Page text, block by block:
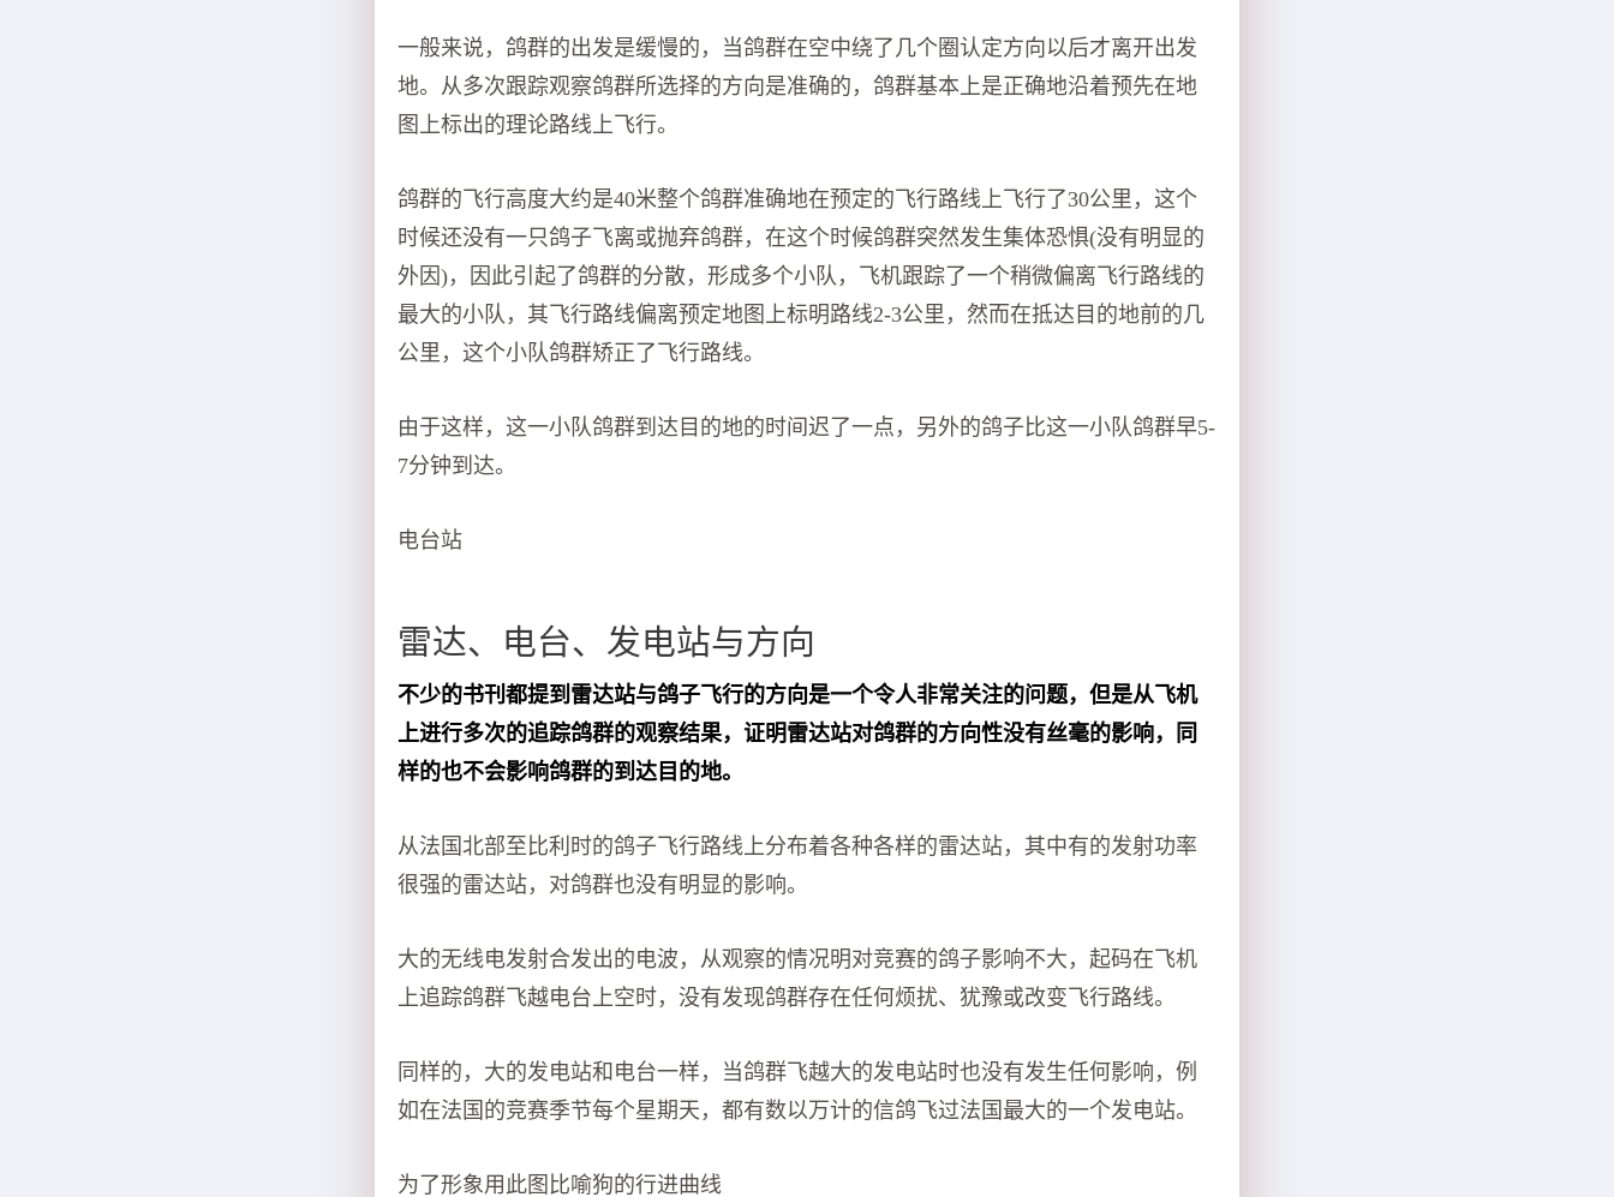
一般来说，鸽群的出发是缓慢的，当鸽群在空中绕了几个圈认定方向以后才离开出发
地。从多次跟踪观察鸽群所选择的方向是准确的，鸽群基本上是正确地沿着预先在地
图上标出的理论路线上飞行。
鸽群的飞行高度大约是40米整个鸽群准确地在预定的飞行路线上飞行了30公里，这个
时候还没有一只鸽子飞离或抛弃鸽群，在这个时候鸽群突然发生集体恐惧(没有明显的
外因)，因此引起了鸽群的分散，形成多个小队，飞机跟踪了一个稍微偏离飞行路线的
最大的小队，其飞行路线偏离预定地图上标明路线2-3公里，然而在抵达目的地前的几
公里，这个小队鸽群矫正了飞行路线。
由于这样，这一小队鸽群到达目的地的时间迟了一点，另外的鸽子比这一小队鸽群早5-
7分钟到达。
电台站
雷达、电台、发电站与方向
不少的书刊都提到雷达站与鸽子飞行的方向是一个令人非常关注的问题，但是从飞机
上进行多次的追踪鸽群的观察结果，证明雷达站对鸽群的方向性没有丝毫的影响，同
样的也不会影响鸽群的到达目的地。
从法国北部至比利时的鸽子飞行路线上分布着各种各样的雷达站，其中有的发射功率
很强的雷达站，对鸽群也没有明显的影响。
大的无线电发射合发出的电波，从观察的情况明对竞赛的鸽子影响不大，起码在飞机
上追踪鸽群飞越电台上空时，没有发现鸽群存在任何烦扰、犹豫或改变飞行路线。
同样的，大的发电站和电台一样，当鸽群飞越大的发电站时也没有发生任何影响，例
如在法国的竞赛季节每个星期天，都有数以万计的信鸽飞过法国最大的一个发电站。
为了形象用此图比喻狗的行进曲线